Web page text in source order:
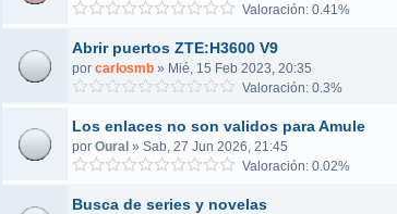
Valoración: 0.41%
Abrir puertos ZTE:H3600 V9
por carlosmb» Mié, 15 Feb 2023, 20:35
Valoración: 0.3%
Los enlaces no son validos para Amule
por Oural » Sab, 27 Jun 2026, 21:45
Valoración: 0.02%
Busca de series y novelas